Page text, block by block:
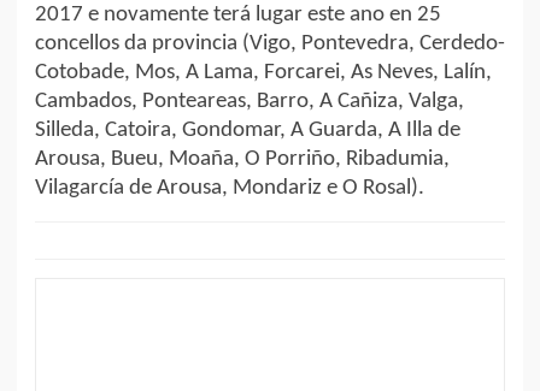
2017 e novamente terá lugar este ano en 25
concellos da provincia (Vigo, Pontevedra, Cerdedo-
Cotobade, Mos, A Lama, Forcarei, As Neves, Lalín,
Cambados, Ponteareas, Barro, A Cañiza, Valga,
Silleda, Catoira, Gondomar, A Guarda, A Illa de
Arousa, Bueu, Moaña, O Porriño, Ribadumia,
Vilagarcía de Arousa, Mondariz e O Rosal).